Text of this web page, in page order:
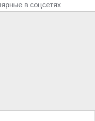
в соцсетях